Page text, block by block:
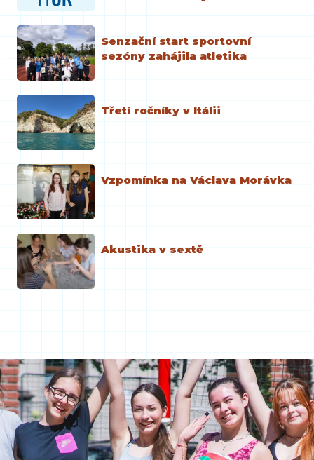
Senzační start sportovní
sezóny zahájila atletika
Třetí ročníky v Itálii
Vzpomínka na Václava Morávka
Akustika v sextě